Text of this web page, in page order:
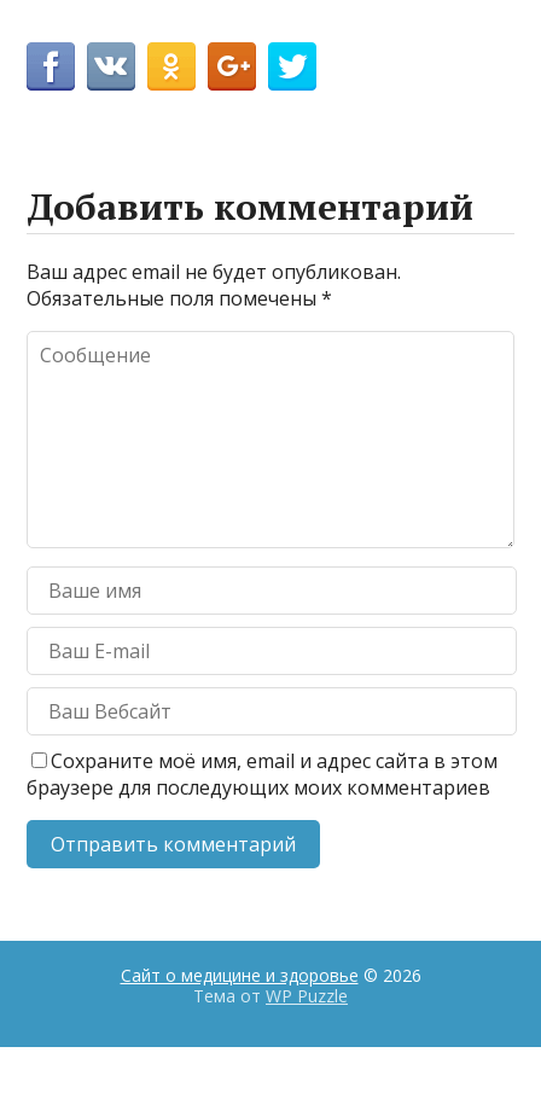
Добавить комментарий
Ваш адрес email не будет опубликован.
Обязательные поля помечены*
Сохраните моё имя, email и адрес сайта в этом
браузере для последующих моих комментариев
Сайт о медицине и здоровье © 2026
Тема от WP Puzzle